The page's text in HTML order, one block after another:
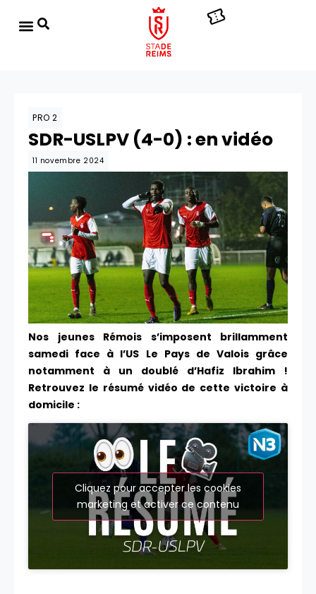
PRO 2
SDR-USLPV (4-0) : en vidéo
11 novembre 2024
Nos jeunes Rémois s’imposent brillamment
samedi face à l’US Le Pays de Valois grâce
notamment à un doublé d’Hafiz Ibrahim !
Retrouvez le résumé vidéo de cette victoire à
domicile :
Cliquez pour accepter les cookies
marketing et activer ce contenu